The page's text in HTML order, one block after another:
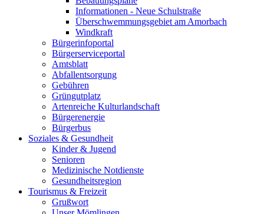
Informationen - Neue Schulstraße
Überschwemmungsgebiet am Amorbach
Windkraft
Bürgerinfoportal
Bürgerserviceportal
Amtsblatt
Abfallentsorgung
Gebühren
Grüngutplatz
Artenreiche Kulturlandschaft
Bürgerenergie
Bürgerbus
Soziales & Gesundheit
Kinder & Jugend
Senioren
Medizinische Notdienste
Gesundheitsregion
Tourismus & Freizeit
Grußwort